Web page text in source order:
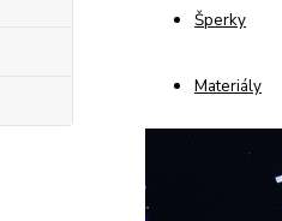
Šperky
Materiály